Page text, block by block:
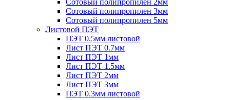
Сотовый полипропилен 2мм
Сотовый полипропилен 3мм
Сотовый полипропилен 5мм
Листовой ПЭТ
ПЭТ 0.5мм листовой
Лист ПЭТ 0.7мм
Лист ПЭТ 1мм
Лист ПЭТ 1.5мм
Лист ПЭТ 2мм
Лист ПЭТ 3мм
ПЭТ 0.3мм листовой